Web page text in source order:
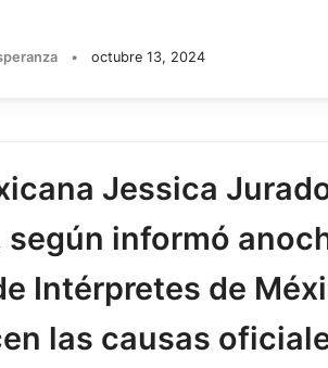
• octubre 13, 2024
Jessica
según informó
Intérpretes de
las causas